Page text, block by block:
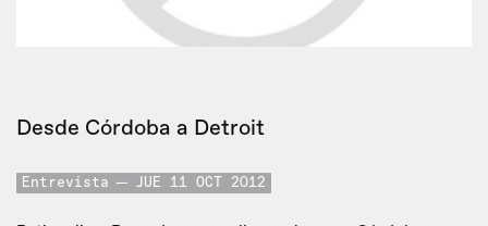
Desde Córdoba a Detroit
Entrevista JUE 11 OCT 2012